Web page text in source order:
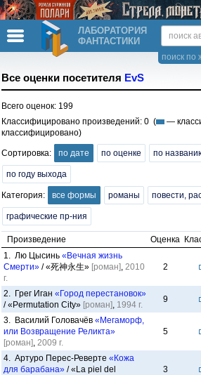
ЛАБОРАТОРИЯ
ФАНТАСТИКИ
поиск по
Все оценки посетителя EvS
Всего оценок: 199
Классифицировано произведений: 0 (
—
классифицировано)
Сортировка: по дате по оценке по
по году выхода
Категория: все формы романы повести,
графические пр-ния
Произведение Оценка
1. Лю Цысинь «Вечная жизнь
Смерти» / «死神永生» [роман], 2010
г.
2
2. Грег Иган «Город перестановок»
/ «Permutation City» [роман], 1994 г.
9
3. Василий Головачёв «Мегаморф,
или Возвращение Реликта»
[роман], 2009 г.
5
4. Артуро Перес-Реверте «Кожа
для барабана» / «La piel del
3